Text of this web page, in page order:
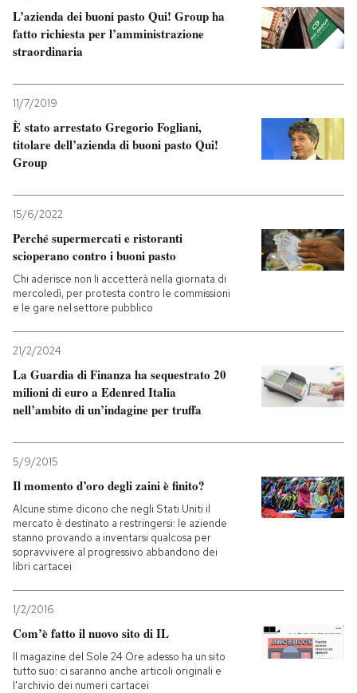
L’azienda dei buoni pasto Qui! Group ha
fatto richiesta per l’amministrazione
straordinaria
11/7/2019
È stato arrestato Gregorio Fogliani,
titolare dell’azienda di buoni pasto Qui!
Group
15/6/2022
Perché supermercati e ristoranti
scioperano contro i buoni pasto
Chi aderisce non li accetterà nella giornata di
mercoledì, per protesta contro le commissioni
e le gare nel settore pubblico
21/2/2024
La Guardia di Finanza ha sequestrato 20
milioni di euro a Edenred Italia
nell’ambito di un’indagine per truffa
5/9/2015
Il momento d’oro degli zaini è finito?
Alcune stime dicono che negli Stati Uniti il
mercato è destinato a restringersi: le aziende
stanno provando a inventarsi qualcosa per
sopravvivere al progressivo abbandono dei
libri cartacei
1/2/2016
Com’è fatto il nuovo sito di IL
Il magazine del Sole 24 Ore adesso ha un sito
tutto suo: ci saranno anche articoli originali e
l'archivio dei numeri cartacei